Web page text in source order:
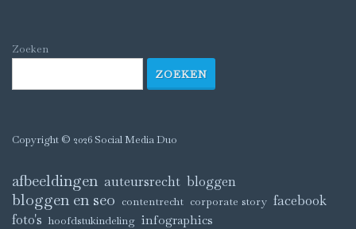
Zoeken
ZOEKEN
Copyright © 2026 Social Media Duo
afbeeldingen auteursrecht bloggen
bloggen en seo contentrecht corporate story facebook
foto's hoofdstukindeling infographics